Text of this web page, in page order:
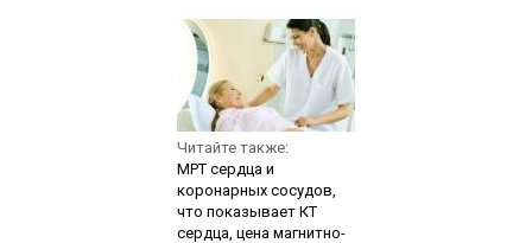
Читайте также:
МРТ сердца и
коронарных сосудов,
что показывает КТ
сердца, цена магнитно-